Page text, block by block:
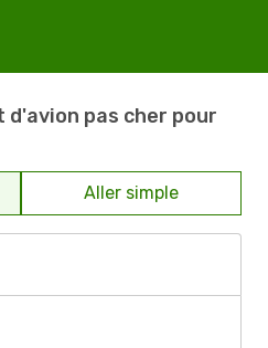
pas cher pour
Aller simple